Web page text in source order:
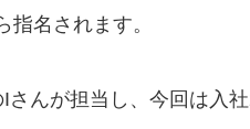
指名されます。
んが担当し、今回は入